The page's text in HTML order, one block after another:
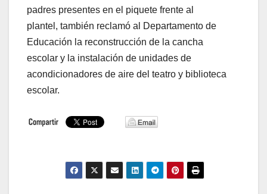
padres presentes en el piquete frente al
plantel, también reclamó al Departamento de
Educación la reconstrucción de la cancha
escolar y la instalación de unidades de
acondicionadores de aire del teatro y biblioteca
escolar.